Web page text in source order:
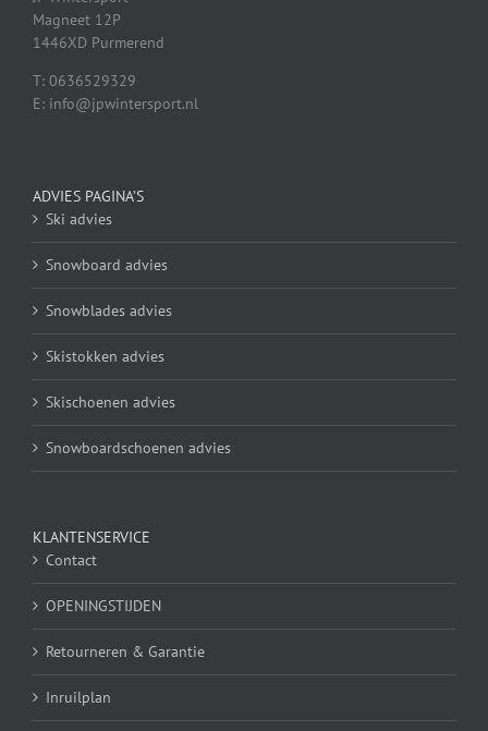
Magneet 12P
1446XD Purmerend
T: 0636529329
E: info@jpwintersport.nl
ADVIES PAGINA’S
Ski advies
Snowboard advies
Snowblades advies
Skistokken advies
Skischoenen advies
Snowboardschoenen advies
KLANTENSERVICE
Contact
OPENINGSTIJDEN
Retourneren & Garantie
Inruilplan